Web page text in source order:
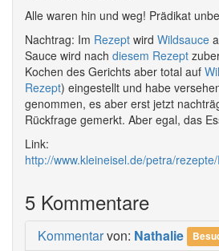
Alle waren hin und weg! Prädikat
Nachtrag: Im Rezept wird Wildsauce
Sauce wird nach diesem Rezept
Kochen des Gerichts aber total auf
Rezept) eingestellt und habe
genommen, es aber erst jetzt
Rückfrage gemerkt. Aber egal, das
Link:
http://www.kleineisel.de/petra/
5 Kommentare
Kommentarvon: Nathalie